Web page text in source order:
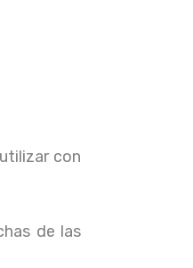
con
de las